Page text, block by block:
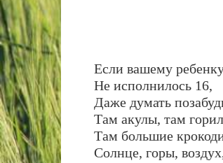
Если вашему
Не исполнилось 16,
Даже думать
Там акулы, там
Там большие
Солнце, горы,